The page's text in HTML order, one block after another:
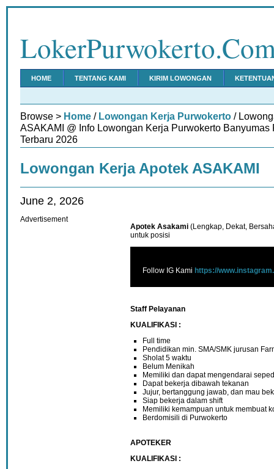
HOME TENTANG KAMI KIRIM LOWONGAN
Browse > Home / Lowongan Kerja Purwokerto /
ASAKAMI @ Info Lowongan Kerja Purwokerto
Terbaru 2026
Lowongan Kerja Apotek ASAKAMI
June 2, 2026
Apotek Asakami (Lengkap, Dekat,
untuk posisi
Follow IG Kami https://
Staff Pelayanan
KUALIFIKASI :
Full time
Pendidikan min. SMA/SMK jurusan
Sholat 5 waktu
Belum Menikah
Memiliki dan dapat mengendarai
Dapat bekerja dibawah tekanan
Jujur, bertanggung jawab, dan mau
Siap bekerja dalam shift
Memiliki kemampuan untuk membuat
Berdomisili di Purwokerto
APOTEKER
KUALIFIKASI :
Advertisement